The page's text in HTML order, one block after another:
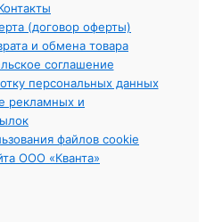
(договор оферты)
и обмена товара
соглашение
персональных данных
рекламных и
файлов cookie
ООО «Кванта»